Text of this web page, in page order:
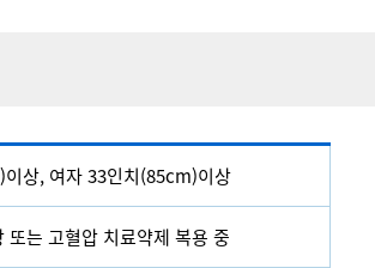
상, 여자 33인치(85cm)이상
는 고혈압 치료약제 복용 중